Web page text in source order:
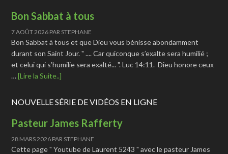
Bon Sabbat à tous
7 AOÛT 2026 PAR STEPHANE
Bon Sabbat à tous et que Dieu vous bénisse abondamment
durant son Saint Jour. " .... Car quiconque s’exalte sera humilié ;
et celui qui s’humilie sera exalté... ". Luc 14:11. Dieu honore ceux
…[Lire la Suite..]
NOUVELLE SÉRIE DE VIDÉOS EN LIGNE
Pasteur James Rafferty
28 MARS 2026 PAR STEPHANE
Cette page " Youtube de Laurent 5243 " avec le pasteur James